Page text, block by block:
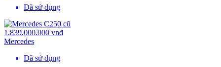
Đã sử dụng
1.839.000.000 vnđ
Mercedes
Đã sử dụng